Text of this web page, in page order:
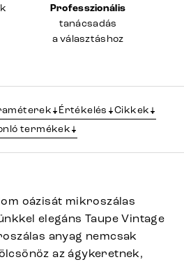
Professzionális
tanácsadás
a választáshoz
Értékelés
Cikkek
termékek
oázisát mikroszálas
elegáns Taupe Vintage
anyag nemcsak
az ágykeretnek,